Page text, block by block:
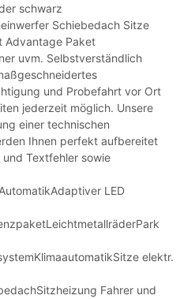
schwarz
Schiebedach Sitze
Advantage Paket
uvm. Selbstverständlich
und Probefahrt vor Ort
jederzeit möglich. Unsere
einer technischen
Ihnen perfekt aufbereitet
Textfehler sowie
LED
elektr.
Fahrer und